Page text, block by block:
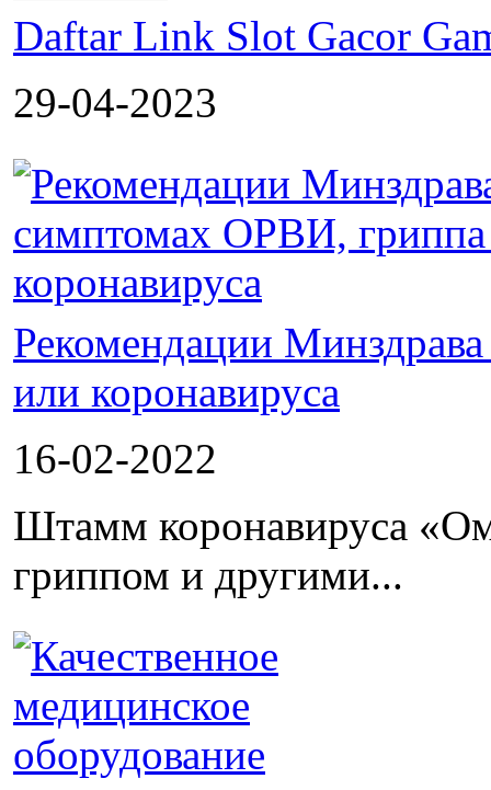
Daftar Link Slot Gacor
29-04-2023
Рекомендации
или коронавируса
16-02-2022
Штамм коронавируса
гриппом и другими...